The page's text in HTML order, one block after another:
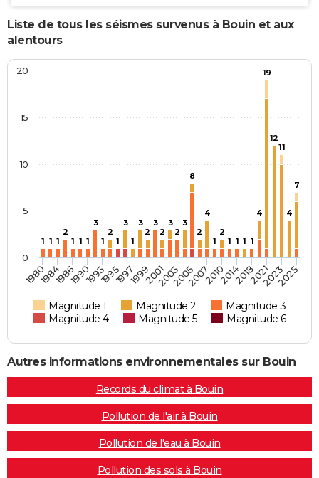
Liste de tous les séismes survenus à Bouin et aux
alentours
1 1 1
2
1 1 1
3
1
2
1
3
1
3
2
3
2
3
2
3
8
2
4
1
2
1 1 1 1
4
19
12
11
4
7
Magnitude 1 Magnitude 2
Magnitude 3
Magnitude 4
Magnitude 5 Magnitude 6
198019841986199019931995199719992001200320052007201020142018202120232025
0
5
10
15
20
Autres informations environnementales sur Bouin
Records du climat à Bouin
Pollution de l'air à Bouin
Pollution de l'eau à Bouin
Pollution des sols à Bouin